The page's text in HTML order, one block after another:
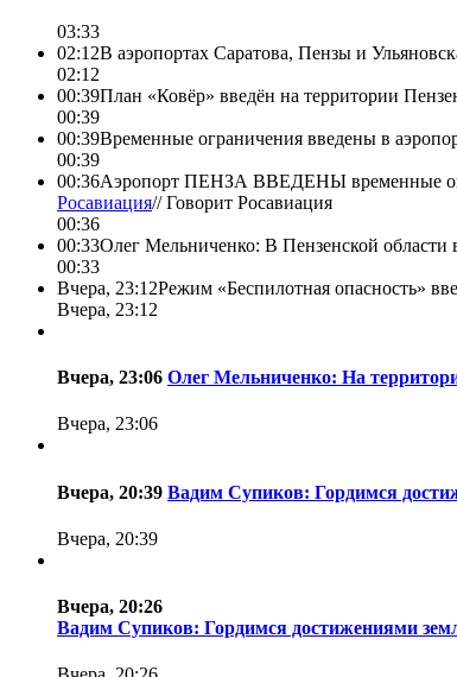
03:33
02:12В аэропортах Саратова, Пензы и
02:12
00:39План «Ковёр» введён на территории
00:39
00:39Временные ограничения введены в
00:39
00:36Аэропорт ПЕНЗА ВВЕДЕНЫ временные
Росавиация//Говорит Росавиация
00:36
00:33Олег Мельниченко: В Пензенской
00:33
Вчера, 23:12Режим «Беспилотная опасность»
Вчера, 23:12
Вчера, 23:06 Олег Мельниченко: На
Вчера, 23:06
Вчера, 20:39 Вадим Супиков: Гордимся
Вчера, 20:39
Вчера, 20:26
Вадим Супиков: Гордимся достижениями